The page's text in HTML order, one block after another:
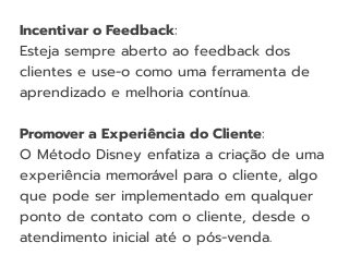
Incentivar o Feedback:
Esteja sempre aberto ao feedback dos
clientes e use-o como uma ferramenta de
aprendizado e melhoria contínua​.
Promover a Experiência do Cliente:
O Método Disney enfatiza a criação de uma
experiência memorável para o cliente, algo
que pode ser implementado em qualquer
ponto de contato com o cliente, desde o
atendimento inicial até o pós-venda​.